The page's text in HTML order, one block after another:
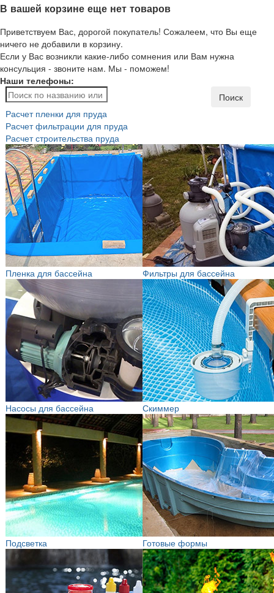
В вашей корзине еще нет товаров
Приветствуем Вас, дорогой покупатель! Сожалеем, что Вы еще
ничего не добавили в корзину.
Если у Вас возникли какие-либо сомнения или Вам нужна
консульция - звоните нам. Мы - поможем!
Наши телефоны:
Поиск
Расчет пленки для пруда
Расчет фильтрации для пруда
Расчет строительства пруда
Пленка для бассейна Фильтры для бассейна
Насосы для бассейна Скиммер
Подсветка Готовые формы